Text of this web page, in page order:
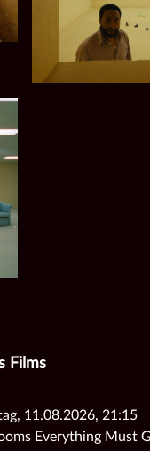
Films
11.08.2026, 21:15
Everything Must